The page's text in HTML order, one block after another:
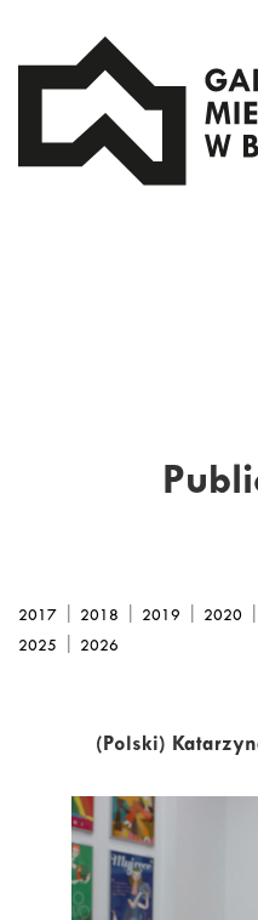
2017 2018 2019 2020
2025 2026
(Polski)